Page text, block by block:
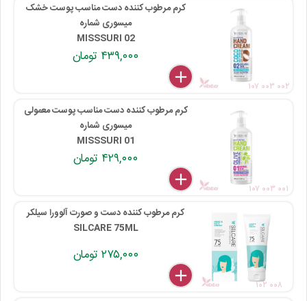
کرم مرطوب کننده دست مناسب پوست خشک
میسوری شماره
MISSSURI 02
۴۳۹,۰۰۰ تومان
delete
remove
add
۱۰۷ ۰۰۳ ۰۰۲
کرم مرطوب کننده دست مناسب پوست معمولی
میسوری شماره
MISSSURI 01
۴۲۹,۰۰۰ تومان
delete
remove
add
۱۰۷ ۰۰۳ ۰۰۱
کرم مرطوب کننده دست و صورت آلوورا سیلکر
SILCARE 75ML
۲۷۵,۰۰۰ تومان
delete
remove
add
۱۰۲ ۰۰۸